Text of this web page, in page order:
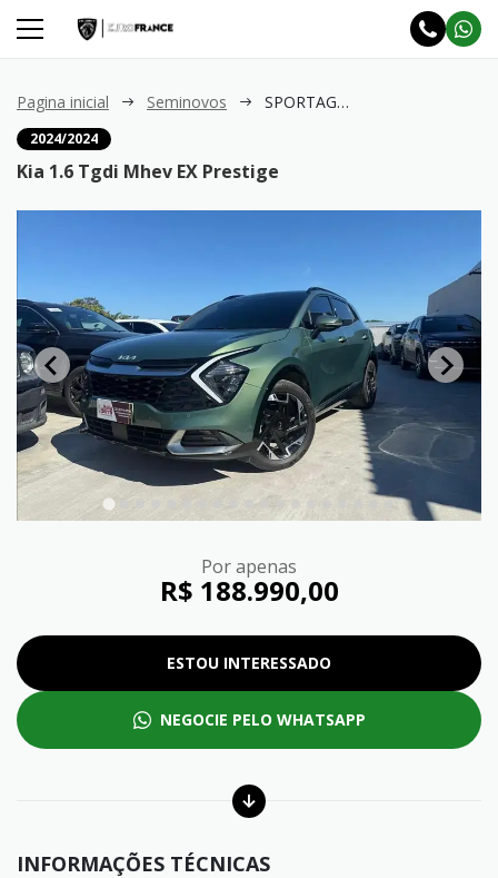
Pagina inicial Seminovos SPORTAGE 1.6 Tgdi Mhev EX Prestige
2024/2024
Kia 1.6 Tgdi Mhev EX Prestige
Por apenas
R$ 188.990,00
ESTOU INTERESSADO
NEGOCIE PELO WHATSAPP
INFORMAÇÕES TÉCNICAS